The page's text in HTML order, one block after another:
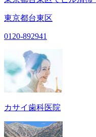
東京都台東区
0120-892941
カサイ歯科医院